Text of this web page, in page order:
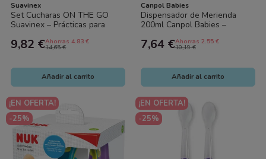
Suavinex
Set Cucharas ON THE GO
Suavinex – Prácticas para
9,82 €Ahorras 4.83 €
14,65 €
Añadir al carrito
Canpol Babies
Dispensador de Merienda
200ml Canpol Babies –
del Bebé
7,64 €Ahorras 2.55 €
10,19 €
Añadir al carrito
¡EN OFERTA!
-25%
¡EN OFERTA!
-25%